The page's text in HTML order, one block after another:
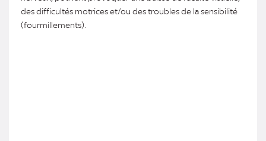
des difficultés motrices et/ou des troubles de la sensibilité
(fourmillements).